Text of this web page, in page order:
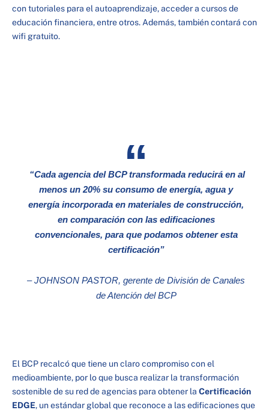
con tutoriales para el autoaprendizaje, acceder a cursos de
educación financiera, entre otros. Además, también contará con
wifi gratuito.
“Cada agencia del BCP transformada reducirá en al
menos un 20% su consumo de energía, agua y
energía incorporada en materiales de construcción,
en comparación con las edificaciones
convencionales, para que podamos obtener esta
certificación”
– JOHNSON PASTOR, gerente de División de Canales
de Atención del BCP
El BCP recalcó que tiene un claro compromiso con el
medioambiente, por lo que busca realizar la transformación
sostenible de su red de agencias para obtener la Certificación
EDGE, un estándar global que reconoce a las edificaciones que